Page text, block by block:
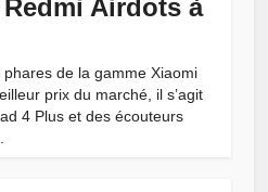
Airdots à
phares de la gamme Xiaomi
prix du marché, il s’agit
4 Plus et des écouteurs